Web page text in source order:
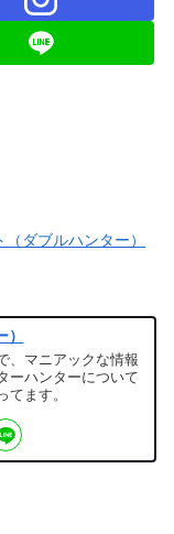
（ダブルハンター）
、マニアックな情報
ーハンターについて
てます。